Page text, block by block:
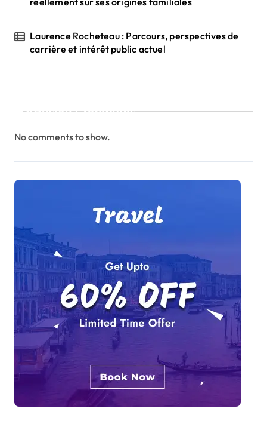
Laurence Rocheteau : Parcours, perspectives de
carrière et intérêt public actuel
Recent Comments
No comments to show.